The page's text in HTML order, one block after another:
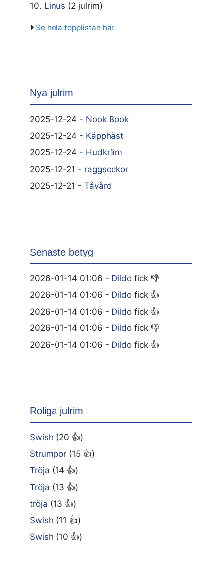
10. Linus (2 julrim)
Se hela topplistan här
Nya julrim
2025-12-24 - Nook Book
2025-12-24 - Käpphäst
2025-12-24 - Hudkräm
2025-12-21 - raggsockor
2025-12-21 - Tåvård
Senaste betyg
2026-01-14 01:06 - Dildo fick 👎
2026-01-14 01:06 - Dildo fick 👍
2026-01-14 01:06 - Dildo fick 👍
2026-01-14 01:06 - Dildo fick 👎
2026-01-14 01:06 - Dildo fick 👍
Roliga julrim
Swish (20 👍)
Strumpor (15 👍)
Tröja (14 👍)
Tröja (13 👍)
tröja (13 👍)
Swish (11 👍)
Swish (10 👍)